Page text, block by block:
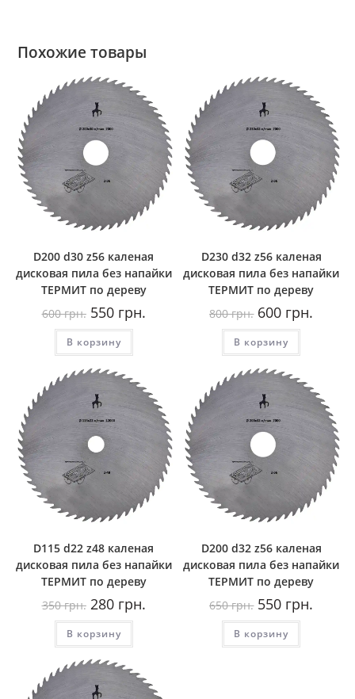
Похожие товары
D200 d30 z56 каленая
дисковая пила без напайки
ТЕРМИТ по дереву
600грн. Первоначальная
цена
составляла
600
грн..
550грн.цена:
В корзину
D230 d32 z56 каленая
дисковая пила без напайки
ТЕРМИТ по дереву
800грн. Первоначальная
цена
составляла
800
грн..
600 грн.
В корзину
D115 d22 z48 каленая
дисковая пила без напайки
ТЕРМИТ по дереву
350грн. Первоначальная
цена
составляла
350
грн..
280грн.цена:
В корзину
D200 d32 z56 каленая
дисковая пила без напайки
ТЕРМИТ по дереву
650грн. Первоначальная
цена
составляла
650
грн..
550 грн.
В корзину